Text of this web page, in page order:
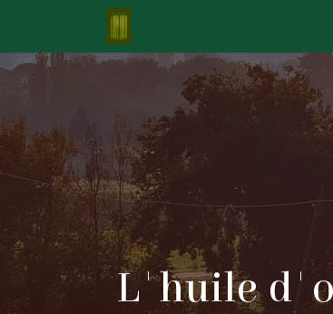
Passa al contenuto
L'huile